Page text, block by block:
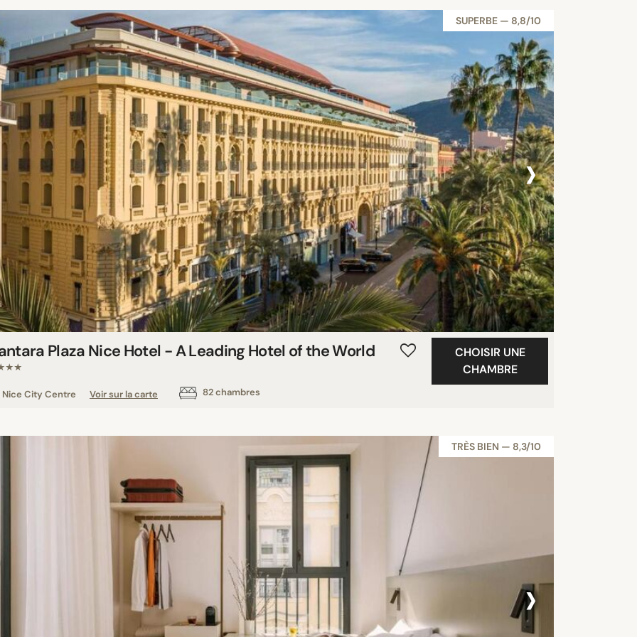
SUPERBE — 8,8/10
›
Plaza Nice Hotel - A Leading Hotel of the World
Nice City Centre Voir sur la carte 82 chambres
CHOISIR UNE
CHAMBRE
TRÈS BIEN — 8,3/10
›